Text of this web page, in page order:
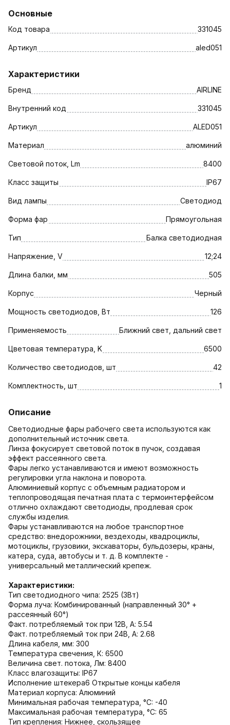
Основные
Код товара 331045
Артикул aled051
Характеристики
Бренд AIRLINE
Внутренний код 331045
Артикул ALED051
Материал алюминий
Световой поток, Lm 8400
Класс защиты IP67
Вид лампы Светодиод
Форма фар Прямоугольная
Тип Балка светодиодная
Напряжение, V 12;24
Длина балки, мм 505
Корпус Черный
Мощность светодиодов, Вт 126
Применяемость Ближний свет, дальний свет
Цветовая температура, K 6500
Количество светодиодов, шт 42
Комплектность, шт 1
Описание
Светодиодные фары рабочего света используются как
дополнительный источник света.
Линза фокусирует световой поток в пучок, создавая
эффект рассеянного света.
Фары легко устанавливаются и имеют возможность
регулировки угла наклона и поворота.
Алюминиевый корпус с объемным радиатором и
теплопроводящая печатная плата с термоинтерфейсом
отлично охлаждают светодиоды, продлевая срок
службы изделия.
Фары устанавливаются на любое транспортное
средство: внедорожники, вездеходы, квадроциклы,
мотоциклы, грузовики, экскаваторы, бульдозеры, краны,
катера, суда, автобусы и т. д. В комплекте -
универсальный металлический крепеж.
Характеристики:
Тип светодиодного чипа: 2525 (3Вт)
Форма луча: Комбинированный (направленный 30° +
рассеянный 60°)
Факт. потребляемый ток при 12В, А: 5.54
Факт. потребляемый ток при 24В, А: 2.68
Длина кабеля, мм: 300
Температура свечения, К: 6500
Величина свет. потока, Лм: 8400
Класс влагозащиты: IP67
Исполнение штекера6 Открытые концы кабеля
Материал корпуса: Алюминий
Минимальная рабочая температура, °C: -40
Максимальная рабочая температура, °C: 65
Тип крепления: Нижнее, скользящее